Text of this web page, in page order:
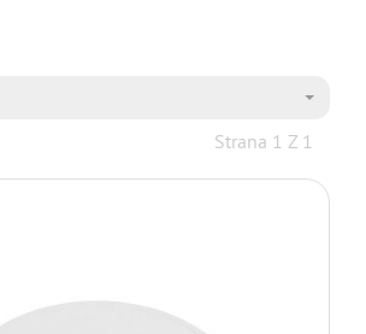
Strana 1 Z 1